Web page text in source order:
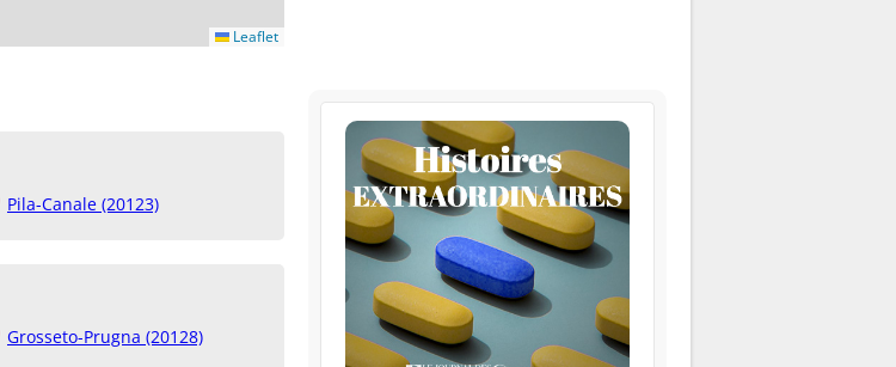
Leaflet
Pila-Canale (20123)
Grosseto-Prugna (20128)